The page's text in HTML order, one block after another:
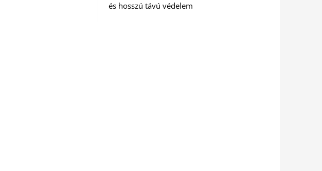
és hosszú távú védelem